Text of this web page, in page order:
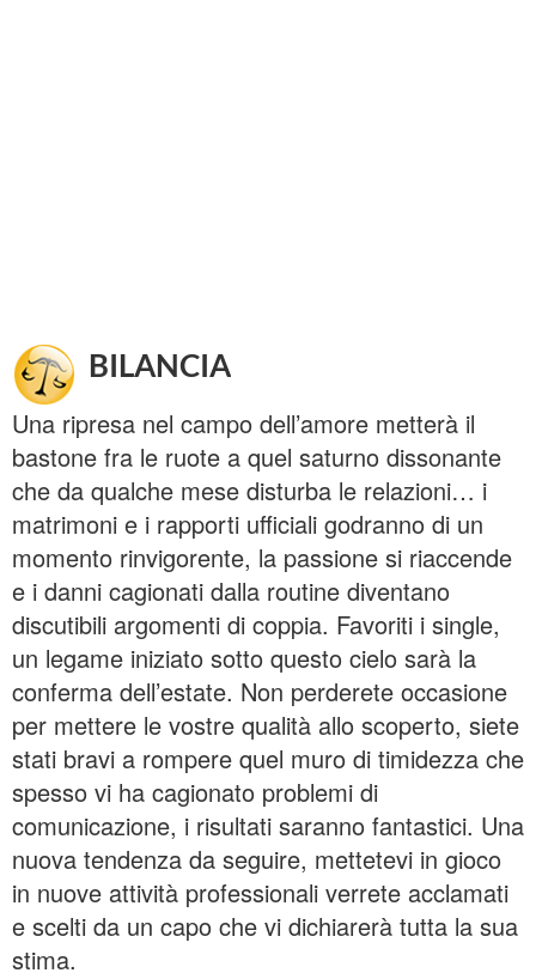
BILANCIA
Una ripresa nel campo dell’amore metterà il
bastone fra le ruote a quel saturno dissonante
che da qualche mese disturba le relazioni… i
matrimoni e i rapporti ufficiali godranno di un
momento rinvigorente, la passione si riaccende
e i danni cagionati dalla routine diventano
discutibili argomenti di coppia. Favoriti i single,
un legame iniziato sotto questo cielo sarà la
conferma dell’estate. Non perderete occasione
per mettere le vostre qualità allo scoperto, siete
stati bravi a rompere quel muro di timidezza che
spesso vi ha cagionato problemi di
comunicazione, i risultati saranno fantastici. Una
nuova tendenza da seguire, mettetevi in gioco
in nuove attività professionali verrete acclamati
e scelti da un capo che vi dichiarerà tutta la sua
stima.